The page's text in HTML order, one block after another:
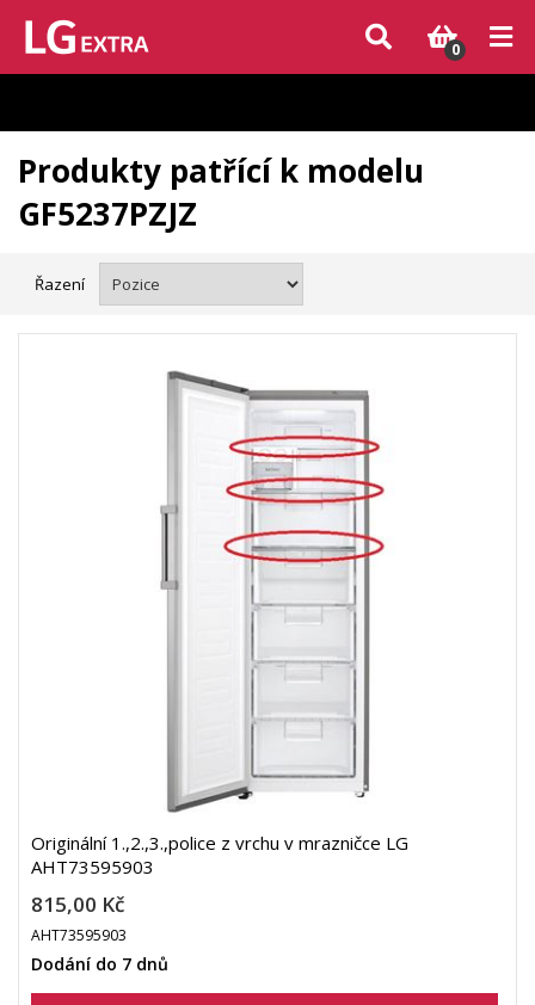
Vzhledem k aktuální situaci se může dodání dílů, které nejsou skladem,
zpozdit. Děkujeme za pochopení.
0
Produkty patřící k modelu
GF5237PZJZ
Řazení
Originální 1.,2.,3.,police z vrchu v mrazničce LG
AHT73595903
815,00 Kč
AHT73595903
Dodání do 7 dnů